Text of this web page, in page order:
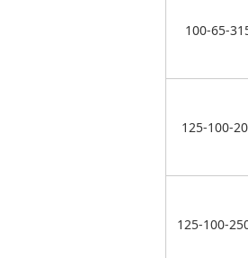
100-65-
125-100-
125-100-